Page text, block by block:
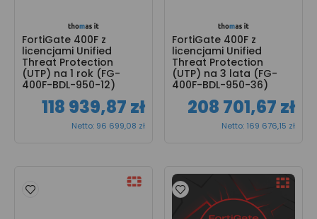
FortiGate 400F z
licencjami Unified
Threat Protection
(UTP) na 1 rok (FG-
400F-BDL-950-12)
118 939,87 zł
Netto: 96 699,08 zł
FortiGate 400F z
licencjami Unified
Threat Protection
(UTP) na 3 lata (FG-
400F-BDL-950-36)
208 701,67 zł
Netto: 169 676,15 zł